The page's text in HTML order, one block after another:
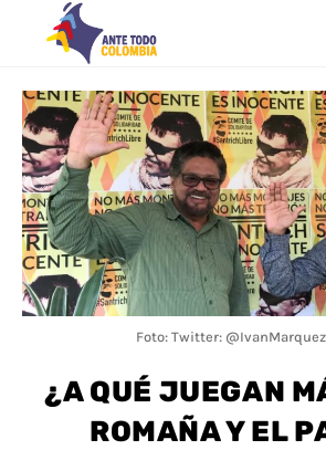
Foto: Twitter:
¿A QUÉ JUEGAN
ROMAÑA Y EL